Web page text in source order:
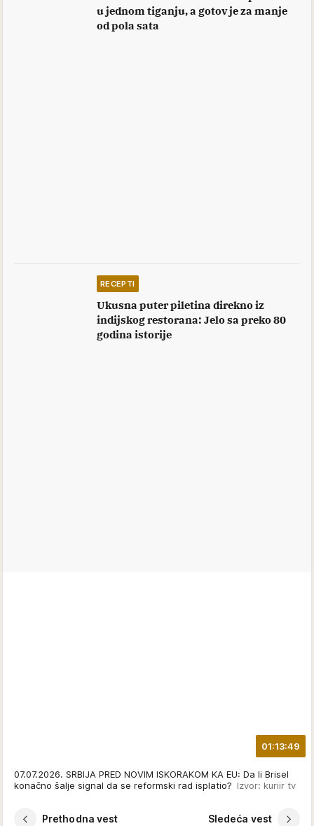
u jednom tiganju, a gotov je za manje
od pola sata
RECEPTI
Ukusna puter piletina direkno iz
indijskog restorana: Jelo sa preko 80
godina istorije
01:13:49
07.07.2026. SRBIJA PRED NOVIM ISKORAKOM KA EU: Da li Brisel
konačno šalje signal da se reformski rad isplatio? Izvor: kuriir tv
Prethodna vest Sledeća vest